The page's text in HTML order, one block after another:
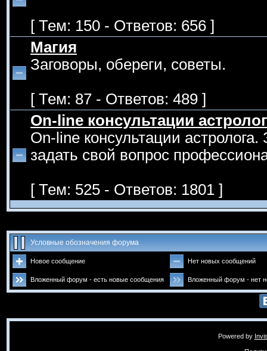
[ Тем: 150 - Ответов: 656 ]
Магия
Заговоры, обереги, советы.
[ Тем: 87 - Ответов: 489 ]
On-line консультации
On-line консультации
задать свой вопрос
[ Тем: 525 - Ответов: 1801 ]
Условные обозначения форума
Новое сообщение Нет новых сообщений
Вложенный форум - есть новые сообщения Вложенный форум - нет
Powered by